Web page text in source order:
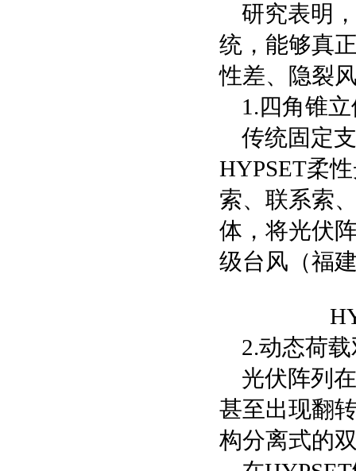
研究表明
统，能够真
性差、隐裂
1.四角锥
传统固定
HYPSET柔
索、联系索
体，将光伏
级台风（福
2.动态荷
光伏阵列
甚至出现翻
构分离式的